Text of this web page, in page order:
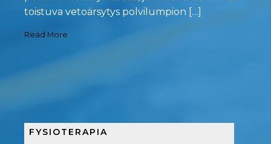
toistuva vetoärsytys polvilumpion […]
Read More
FYSIOTERAPIA